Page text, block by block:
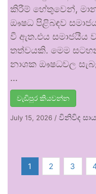
කිරීම් හේතුවෙන්,
ඖෂධ පිළිබඳව
වී ඇත.එය සමාජයීය
තත්වයකි. මෙම
නාශක ඖෂධවල
…
වැඩිපුර කියවන්න
July 15, 2026 / විනිවිද
1 2 3